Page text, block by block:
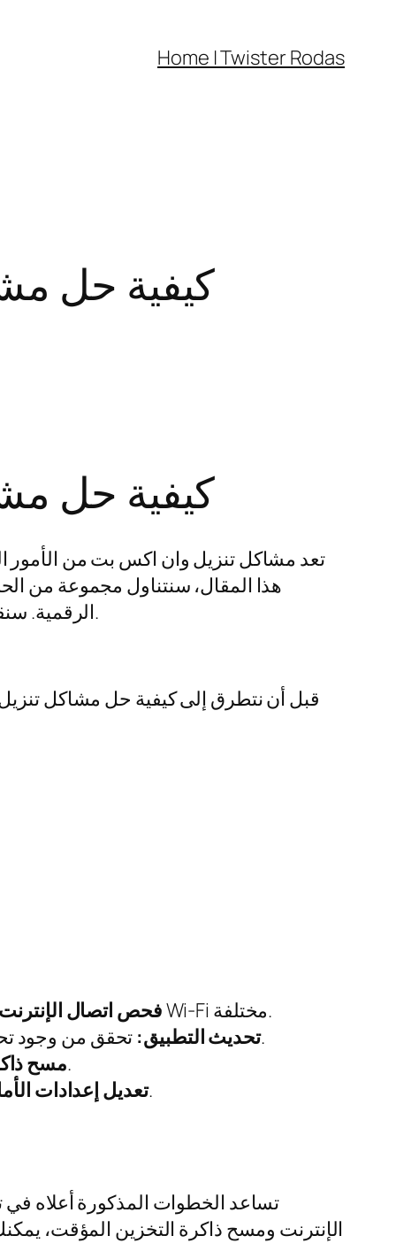
Home | Twister Rodas
كيفية حل
كيفية حل
تعد مشاكل تنزيل وان اكس بت من الأمور
هذا المقال، سنتناول مجموعة من
الرقمية. سنقوم بتفصيل الأسباب الشائعة وراء تلك المشكلات ونتناول الحلول ذات الفعالية لضمان تنزيل سلس.
قبل أن نتطرق إلى كيفية حل مشاكل
فحص اتصال
تأكد من أن جهة الاتصال بالإنترنت مستقرة. قم بإعادة تشغيل جهاز التوجيه أو الاتصال بشبكة Wi-Fi مختلفة.
تحديث التطبيق:تحقق من وجود تحديثات جديدة لتطبيق وان اكس بت. قم بتحديث التطبيق إذا كانت هناك إصدارات جديدة متاحة.
مسحتوجه إلى إعدادات التطبيق وامسح ذاكرة التخزين المؤقت لتحسين الأداء.
تعديل إعداداتتأكد من عدم وجود قيود على التنزيل من خلال إعدادات الأمان أو التطبيقات المثبتة الأخرى.
تساعد الخطوات المذكورة أعلاه
الإنترنت ومسح ذاكرة التخزين المؤقت،